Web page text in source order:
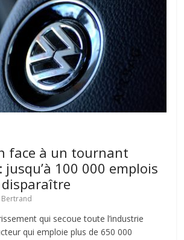
face à un tournant
100 000 emplois
Bertrand
qui secoue toute l’industrie
qui emploie plus de 650 000